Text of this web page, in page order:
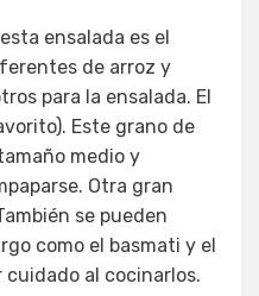
ensalada es el
de arroz y
para la ensalada. El
Este grano de
medio y
Otra gran
se pueden
como el basmati y el
al cocinarlos.